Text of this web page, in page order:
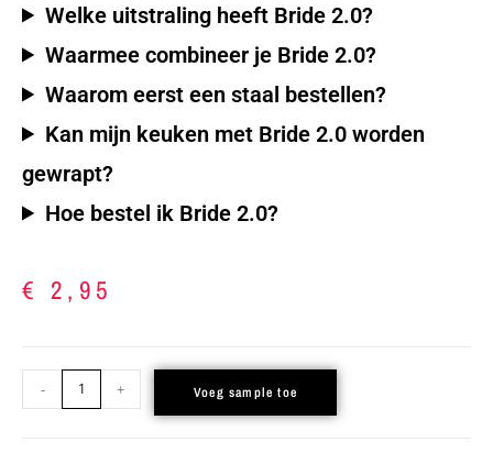
Welke uitstraling heeft Bride 2.0?
Waarmee combineer je Bride 2.0?
Waarom eerst een staal bestellen?
Kan mijn keuken met Bride 2.0 worden
gewrapt?
Hoe bestel ik Bride 2.0?
€ 2,95
- + Voeg sample toe